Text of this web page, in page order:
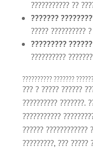
??????????? ??
???????
????? ??????????
????????? ??????
??????????
?????????? ???????
??? ? ????? ??????
?????????? ???????.
???????????
?????? ????????????
?????????, ??? ?????